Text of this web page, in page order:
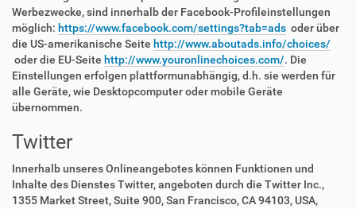
Werbezwecke, sind innerhalb der Facebook-Profileinstellungen
möglich: https://www.facebook.com/settings?tab=ads oder über
die US-amerikanische Seite http://www.aboutads.info/choices/
oder die EU-Seite http://www.youronlinechoices.com/. Die
Einstellungen erfolgen plattformunabhängig, d.h. sie werden für
alle Geräte, wie Desktopcomputer oder mobile Geräte
übernommen.
Twitter
Innerhalb unseres Onlineangebotes können Funktionen und
Inhalte des Dienstes Twitter, angeboten durch die Twitter Inc.,
1355 Market Street, Suite 900, San Francisco, CA 94103, USA,